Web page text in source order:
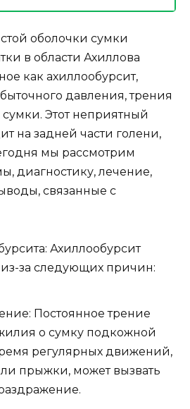
оболочки сумки
в области Ахиллова
как ахиллообурсит,
давления, трения
Этот неприятный
на задней части голени,
мы рассмотрим
диагностику, лечение,
связанные с
Ахиллообурсит
за следующих причин:
Постоянное трение
о сумку подкожной
регулярных движений,
прыжки, может вызвать